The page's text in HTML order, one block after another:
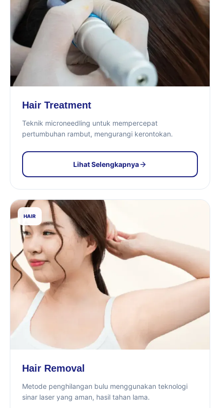
Hair Treatment
Teknik microneedling untuk mempercepat
pertumbuhan rambut, mengurangi kerontokan.
Lihat Selengkapnya
HAIR
Hair Removal
Metode penghilangan bulu menggunakan teknologi
sinar laser yang aman, hasil tahan lama.